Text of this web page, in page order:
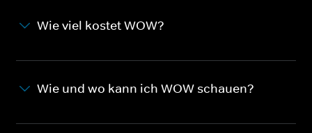
Wie viel kostet WOW?
Wie und wo kann ich WOW schauen?